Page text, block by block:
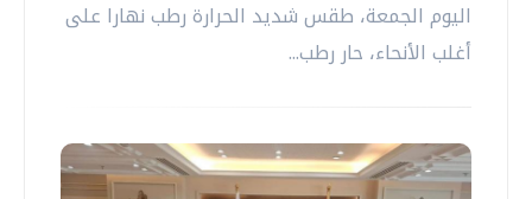
اليوم الجمعة، طقس شديد الحرارة رطب نهارا على
أغلب الأنحاء، حار رطب...